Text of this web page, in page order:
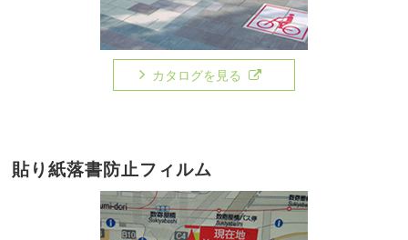
カタログを見る
貼り紙落書防止フィルム